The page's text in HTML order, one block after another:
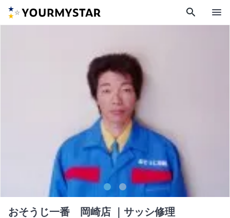
search menu
おそうじ一番 岡崎店 ｜サッシ修理